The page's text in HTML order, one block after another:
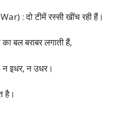
: दो टीमें रस्सी खींच रही हैं।
बल बराबर लगाती हैं,
न इधर, न उधर।
है।